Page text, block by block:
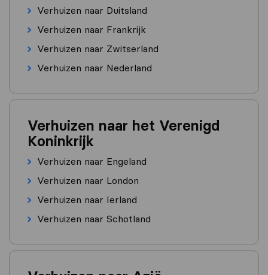
Verhuizen naar Duitsland
Verhuizen naar Frankrijk
Verhuizen naar Zwitserland
Verhuizen naar Nederland
Verhuizen naar het Verenigd
Koninkrijk
Verhuizen naar Engeland
Verhuizen naar London
Verhuizen naar Ierland
Verhuizen naar Schotland